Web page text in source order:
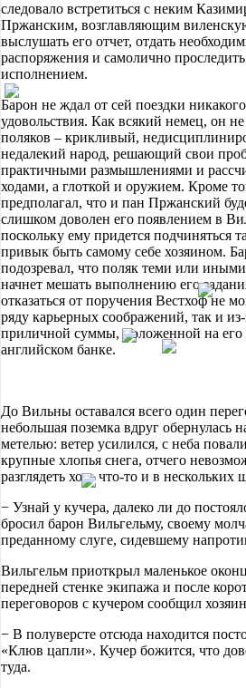
следовало встретиться с неким
Пржанским, возглавляющим
выслушать его отчет, отдать
распоряжения и самолично
исполнением.
Барон не ждал от сей поездки никакого
удовольствия. Как всякий немец, он
поляков – крикливый,
недалекий народ, решающий свои
практичными размышлениями и
ходами, а глоткой и оружием. Кроме
предполагал, что и пан Пржанский
слишком доволен его появлением в
поскольку ему придется подчиняться
привык быть самому себе хозяином.
подозревал, что поляк теми или
начнет мешать выполнению его
отказаться от поручения Вестхоф не
ряду карьерных соображений, так и из-
приличной суммы, положенной на его
английском банке.
До Вильны оставался всего один
небольшая поземка вдруг обернулась
метелью: ветер усилился, с неба
крупные хлопья снега, отчего
разглядеть хоть что-то и в нескольких
− Узнай у кучера, далеко ли до
бросил барон Вильгельму, своему
преданному слуге, сидевшему
Вильгельм приоткрыл маленькое
передней стенке экипажа и после
переговоров с кучером сообщил
− В полуверсте отсюда находится
«Клюв цапли». Кучер божится, что
туда.